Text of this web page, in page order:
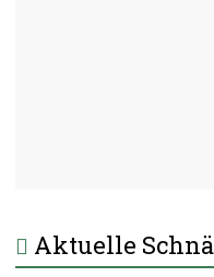
Aktuelle